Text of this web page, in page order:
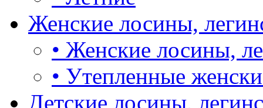
Женские лосины,
• Женские лосины,
• Утепленные
Детские лосины,